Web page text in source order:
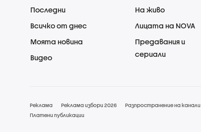
Последни
Всичко от днес
Моята новина
Видео
На живо
Лицата на NOVA
Предавания и
сериали
Реклама Реклама избори 2026 Разпространение на канали
Платени публикации